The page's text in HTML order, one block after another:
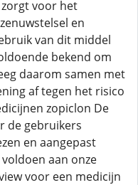
voor het
en
van dit middel
bekend om
daarom samen met
af tegen het risico
zopiclon De
de gebruikers
en aangepast
aan onze
voor een medicijn